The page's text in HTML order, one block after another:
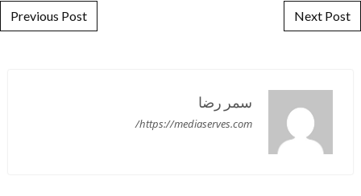
Post navigation
Previous Post Next Post
سمر رضا
https://mediaserves.com/